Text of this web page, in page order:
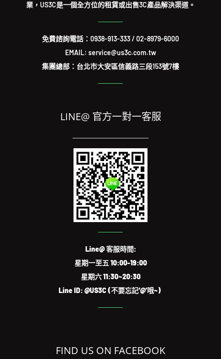
業，US3C是一個全方位的租賃或出售3C產品解決渠道。
免費諮詢電話： 0938-913-333/02-8979-6000
EMAIL: service@us3c.com.tw
集團總部：台北市大安區信義路三段153號7樓
LINE@ 官方一對一客服
Line@ 客服時間:
星期一至五 10:00-19:00
星期六 11:30~20:30
Line ID: @US3C (不要忘記‘@’哦~)
FIND US ON FACEBOOK